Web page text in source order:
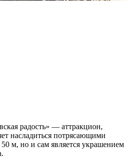
радость» — аттракцион,
насладиться потрясающими
м, но и сам является украшением